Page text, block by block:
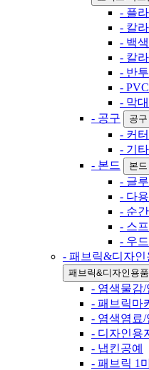
- 플
- 칼
- 백
- 칼
- 반
-
- 막
- 공구
공
- 커
- 기
- 본드
본
- 글
- 다
- 순
- 스
- 우
- 패브릭&디자인
패브릭&디자인용
- 염색물감/
- 패브릭마
- 염색염료/
- 디자인용
- 냅킨공예
- 패브릭 1